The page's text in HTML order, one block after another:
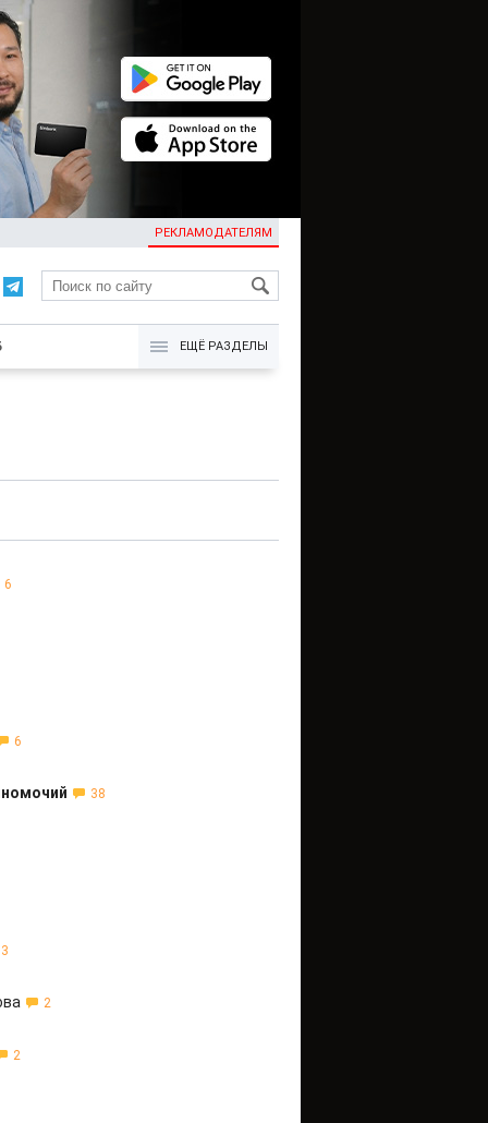
РЕКЛАМОДАТЕЛЯМ
KG
ЕЩЁ РАЗДЕЛЫ
6
6
38
3
2
2